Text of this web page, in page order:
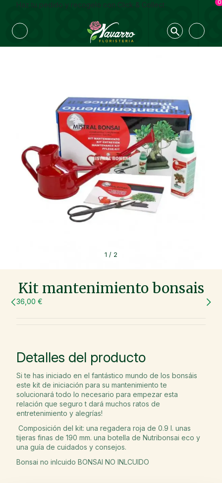
Haz tu pedido y recogelo con Click & Collect 0
1 / 2
Kit mantenimiento bonsais
36,00 €
Detalles del producto
Si te has iniciado en el fantástico mundo de los bonsáis
este kit de iniciación para su mantenimiento te
solucionará todo lo necesario para empezar esta
relación que seguro t dará muchos ratos de
entretenimiento y alegrías!
Composición del kit: una regadera roja de 0.9 l. unas
tijeras finas de 190 mm. una botella de Nutribonsai eco y
una guía de cuidados y consejos.
Bonsai no inlcuido BONSAI NO INLCUIDO